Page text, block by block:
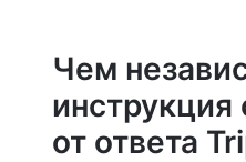
Чем
инструкция
от ответа